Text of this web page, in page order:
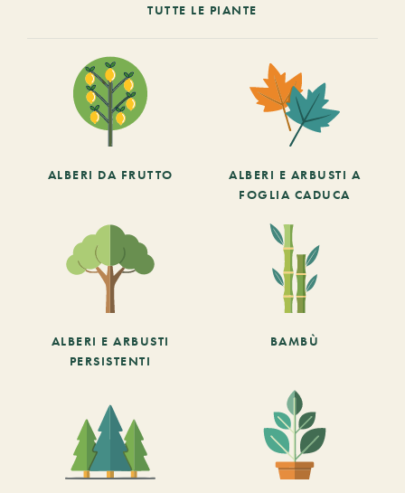
TUTTE LE PIANTE
ALBERI DA FRUTTO
ALBERI E ARBUSTI A
FOGLIA CADUCA
ALBERI E ARBUSTI
PERSISTENTI
BAMBÙ